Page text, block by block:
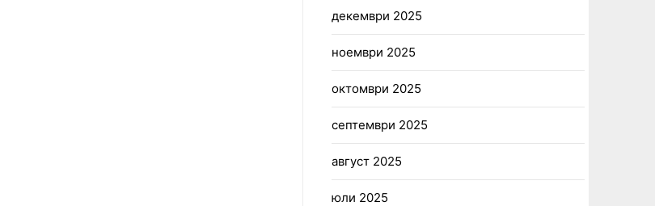
декември 2025
ноември 2025
октомври 2025
септември 2025
август 2025
юли 2025